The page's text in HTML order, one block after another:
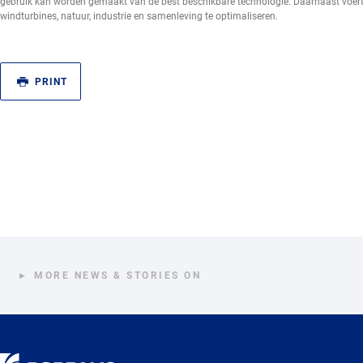
windturbines, natuur, industrie en samenleving te optimaliseren.
PRINT
MORE NEWS & STORIES ON